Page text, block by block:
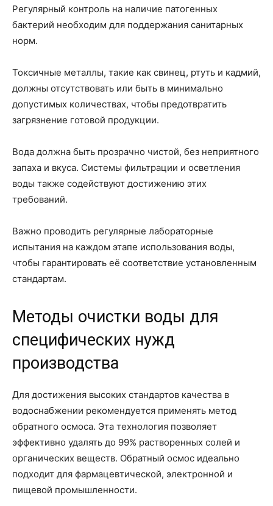
Регулярный контроль на наличие патогенных
бактерий необходим для поддержания санитарных
норм.
Токсичные металлы, такие как свинец, ртуть и кадмий,
должны отсутствовать или быть в минимально
допустимых количествах, чтобы предотвратить
загрязнение готовой продукции.
Вода должна быть прозрачно чистой, без неприятного
запаха и вкуса. Системы фильтрации и осветления
воды также содействуют достижению этих
требований.
Важно проводить регулярные лабораторные
испытания на каждом этапе использования воды,
чтобы гарантировать её соответствие установленным
стандартам.
Методы очистки воды для
специфических нужд
производства
Для достижения высоких стандартов качества в
водоснабжении рекомендуется применять метод
обратного осмоса. Эта технология позволяет
эффективно удалять до 99% растворенных солей и
органических веществ. Обратный осмос идеально
подходит для фармацевтической, электронной и
пищевой промышленности.